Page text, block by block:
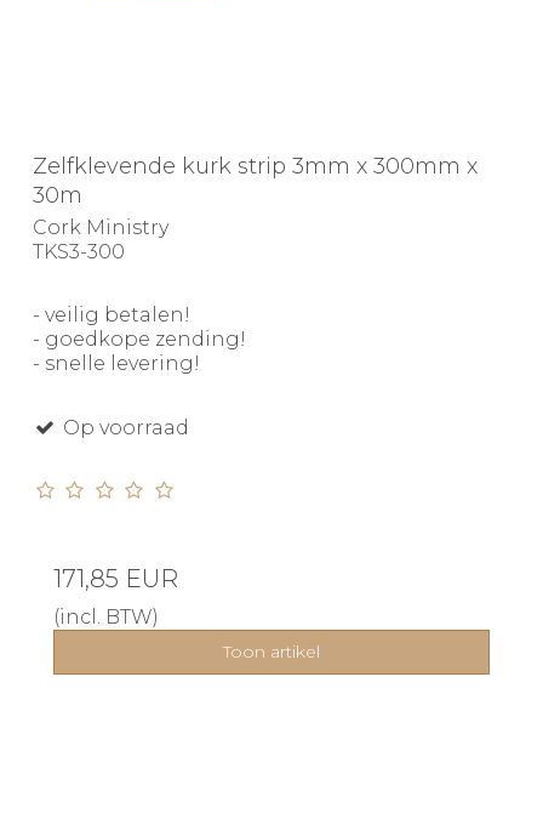
Zelfklevende kurk strip 3mm x 300mm x
30m
Cork Ministry
TKS3-300
- veilig betalen!
- goedkope zending!
- snelle levering!
Op voorraad
171,85 EUR
(incl. BTW)
Toon artikel